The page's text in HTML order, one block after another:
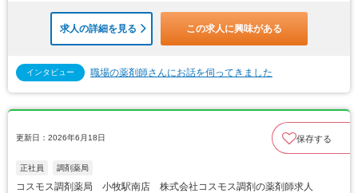
求人の詳細を見る この求人に興味がある
インタビュー 職場の薬剤師さんにお話を伺ってきました
更新日：2026年6月18日 保存する
正社員 調剤薬局
コスモス調剤薬局 小牧駅南店 株式会社コスモス調剤の薬剤師求人